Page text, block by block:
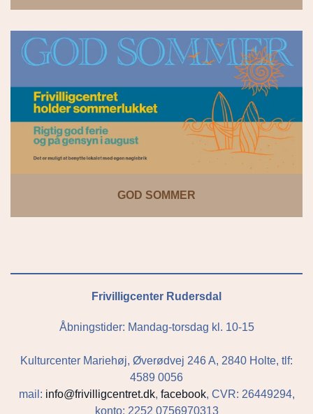
GOD SOMMER
Frivilligcenter Rudersdal
Åbningstider: Mandag-torsdag kl. 10-15
Kulturcenter Mariehøj, Øverødvej 246 A, 2840 Holte, tlf:
4589 0056
mail: info@frivilligcentret.dk, facebook, CVR: 26449294,
konto: 2252 0756970313